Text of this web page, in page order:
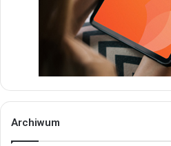
Archiwum